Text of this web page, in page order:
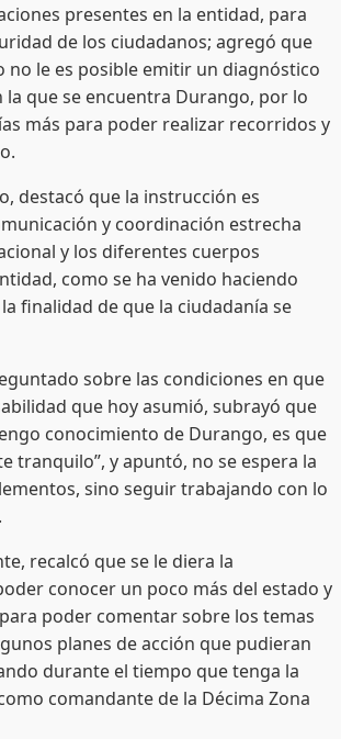
presentes en la entidad, para
de los ciudadanos; agregó que
no le es posible emitir un diagnóstico
la que se encuentra Durango, por lo
más para poder realizar recorridos y
que la instrucción es
y coordinación estrecha
y los diferentes cuerpos
como se ha venido haciendo
finalidad de que la ciudadanía se
sobre las condiciones en que
que hoy asumió, subrayó que
conocimiento de Durango, es que
tranquilo”, y apuntó, no se espera la
sino seguir trabajando con lo
que se le diera la
conocer un poco más del estado y
poder comentar sobre los temas
planes de acción que pudieran
durante el tiempo que tenga la
comandante de la Décima Zona